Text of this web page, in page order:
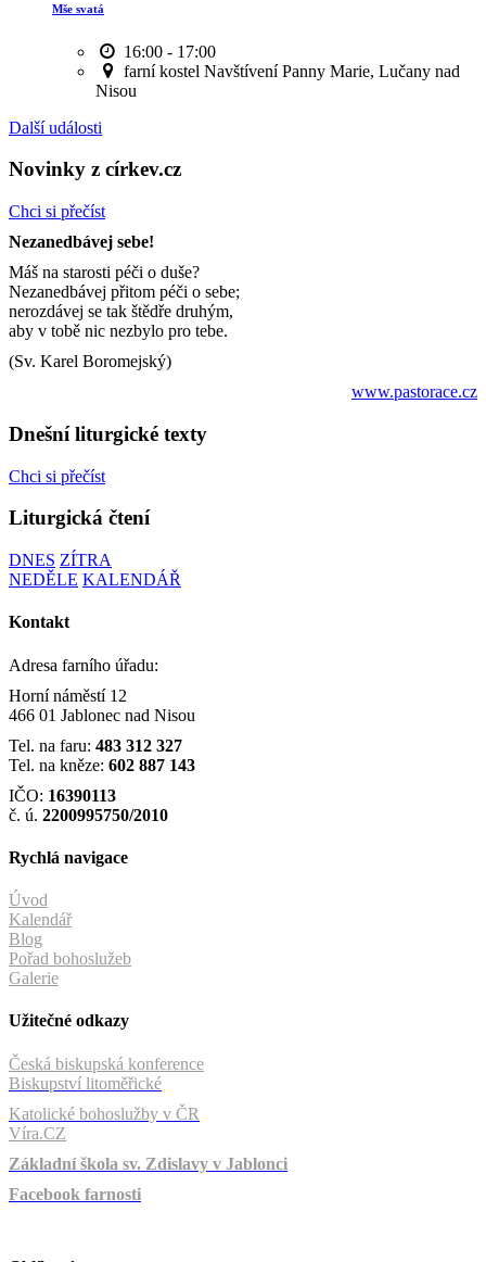
Mše svatá
16:00 - 17:00
farní kostel Navštívení Panny Marie, Lučany nad
Nisou
Další události
Novinky z církev.cz
Chci si přečíst
Nezanedbávej sebe!
Máš na starosti péči o duše?
Nezanedbávej přitom péči o sebe;
nerozdávej se tak štědře druhým,
aby v tobě nic nezbylo pro tebe.
(Sv. Karel Boromejský)
www.pastorace.cz
Dnešní liturgické texty
Chci si přečíst
Liturgická čtení
DNES ZÍTRA
NEDĚLE KALENDÁŘ
Kontakt
Adresa farního úřadu:
Horní náměstí 12
466 01 Jablonec nad Nisou
Tel. na faru: 483 312 327
Tel. na kněze: 602 887 143
IČO: 16390113
č. ú. 2200995750/2010
Rychlá navigace
Úvod
Kalendář
Blog
Pořad bohoslužeb
Galerie
Užitečné odkazy
Česká biskupská konference
Biskupství litoměřické
Katolické bohoslužby v ČR
Víra.CZ
Základní škola sv. Zdislavy v Jablonci
Facebook farnosti